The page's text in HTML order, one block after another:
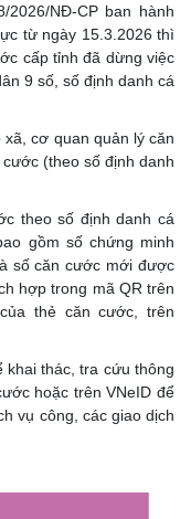
NĐ-CP ban hành
từ ngày 15.3.2026 thì
cấp tỉnh đã dừng việc
9 số, số định danh cá
cơ quan quản lý căn
(theo số định danh
theo số định danh cá
gồm số chứng minh
số căn cước mới được
hợp trong mã QR trên
thẻ căn cước, trên
khai thác, tra cứu thông
hoặc trên VNeID để
vụ công, các giao dịch